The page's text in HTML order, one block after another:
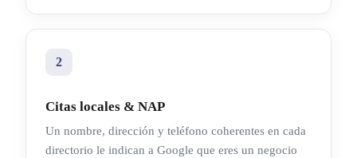
2
Citas locales & NAP
Un nombre, dirección y teléfono coherentes en cada
directorio le indican a Google que eres un negocio